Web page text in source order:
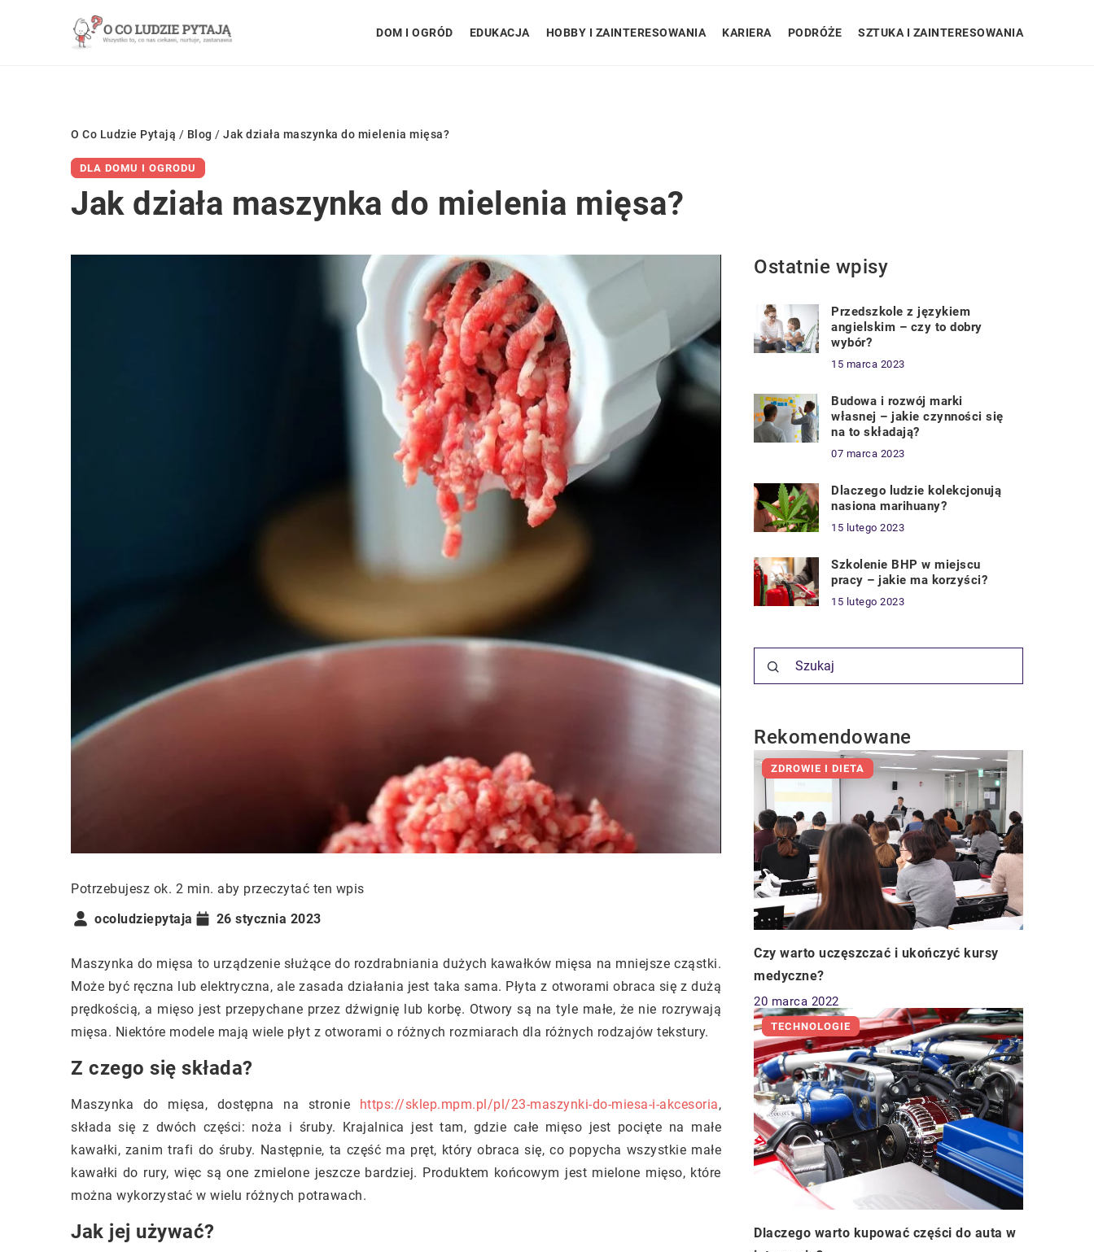
DOM I OGRÓD EDUKACJA HOBBY I ZAINTERESOWANIA KARIERA PODRÓŻE SZTUKA I ZAINTERESOWANIA
O Co Ludzie Pytają / Blog / Jak działa maszynka do mielenia mięsa?
DLA DOMU I OGRODU
Jak działa maszynka do mielenia mięsa?
Potrzebujesz ok. 2 min. aby przeczytać ten wpis
ocoludziepytaja
26 stycznia 2023
Maszynka do mięsa to urządzenie służące do rozdrabniania dużych kawałków mięsa na mniejsze cząstki.
Może być ręczna lub elektryczna, ale zasada działania jest taka sama. Płyta z otworami obraca się z dużą
prędkością, a mięso jest przepychane przez dźwignię lub korbę. Otwory są na tyle małe, że nie rozrywają
mięsa. Niektóre modele mają wiele płyt z otworami o różnych rozmiarach dla różnych rodzajów tekstury.
Z czego się składa?
Maszynka do mięsa, dostępna na stronie https://sklep.mpm.pl/pl/23-maszynki-do-miesa-i-akcesoria,
składa się z dwóch części: noża i śruby. Krajalnica jest tam, gdzie całe mięso jest pocięte na małe
kawałki, zanim trafi do śruby. Następnie, ta część ma pręt, który obraca się, co popycha wszystkie małe
kawałki do rury, więc są one zmielone jeszcze bardziej. Produktem końcowym jest mielone mięso, które
można wykorzystać w wielu różnych potrawach.
Jak jej używać?
Ostatnie wpisy
Przedszkole z językiem
angielskim – czy to dobry
wybór?
15 marca 2023
Budowa i rozwój marki
własnej – jakie czynności się
na to składają?
07 marca 2023
Dlaczego ludzie kolekcjonują
nasiona marihuany?
15 lutego 2023
Szkolenie BHP w miejscu
pracy – jakie ma korzyści?
15 lutego 2023
Rekomendowane
ZDROWIE I DIETA
Czy warto uczęszczać i ukończyć kursy
medyczne?
20 marca 2022
TECHNOLOGIE
Dlaczego warto kupować części do auta w